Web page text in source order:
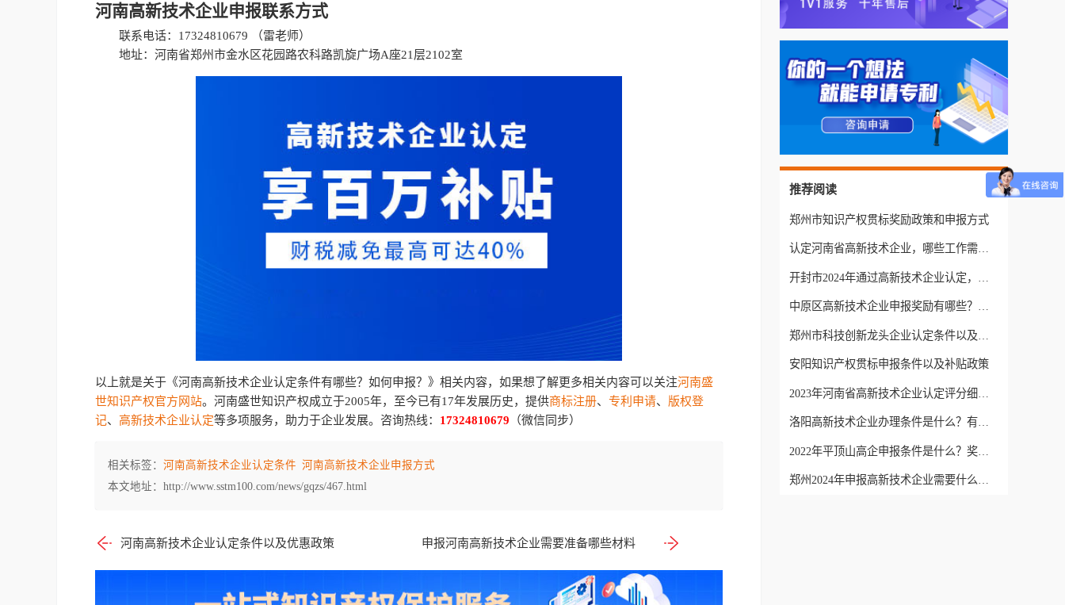
河南高新技术企业申报联系方式
联系电话：17324810679 （雷老师）
地址：河南省郑州市金水区花园路农科路凯旋广场A座21层2102室
以上就是关于《河南高新技术企业认定条件有哪些？如何申报？》相关内容，如果想了解更多相关内容可以关注河南盛
世知识产权官方网站。河南盛世知识产权成立于2005年，至今已有17年发展历史，提供商标注册、 专利申请、 版权登
记、 高新技术企业认定等多项服务，助力于企业发展。咨询热线： 17324810679 （微信同步）
相关标签： 河南高新技术企业认定条件 河南高新技术企业申报方式
本文地址：http://www.sstm100.com/news/gqzs/467.html
河南高新技术企业认定条件以及优惠政策 申报河南高新技术企业需要准备哪些材料
推荐阅读
郑州市知识产权贯标奖励政策和申报方式
认定河南省高新技术企业，哪些工作需要提前做？
中原区高新技术企业申报奖励有哪些？有没有代办公司
安阳知识产权贯标申报条件以及补贴政策
洛阳高新技术企业办理条件是什么？有哪些补助政策
2022年平顶山高企申报条件是什么？奖励多少钱？
郑州2024年申报高新技术企业需要什么条件？